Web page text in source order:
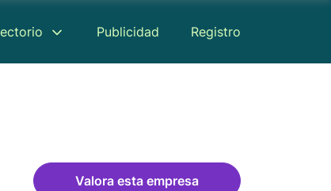
Publicidad Registro
Valora esta empresa